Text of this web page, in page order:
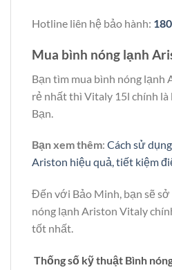
Hotline liên hệ bảo hành:
Mua bình nóng lạnh
Bạn tìm mua bình nóng lạnh
rẻ nhất thì Vitaly 15l chính
Bạn.
Bạn xem thêm: Cách sử
Ariston hiệu quả, tiết kiệm
Đến với Bảo Minh, bạn sẽ
nóng lạnh Ariston Vitaly
tốt nhất.
Thống số kỹ thuật Bình